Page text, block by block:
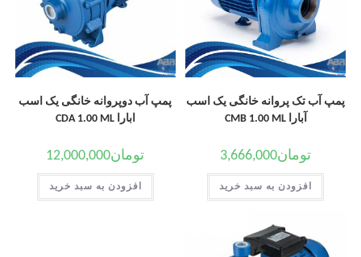
پمپ آب تک پروانه خانگی یک اسب
آبارا CMB 1.00 ML
تومان3,666,000
افزودن به سبد خرید
پمپ آب دوپروانه خانگی یک اسب
ابارا CDA 1.00 ML
تومان12,000,000
افزودن به سبد خرید